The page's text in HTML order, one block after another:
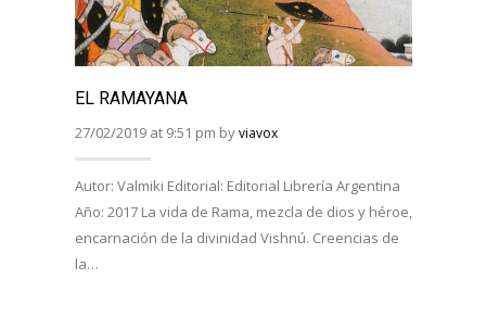
EL RAMAYANA
27/02/2019 at 9:51 pm byviavox
Autor: Valmiki Editorial: Editorial Librería Argentina
Año: 2017 La vida de Rama, mezcla de dios y héroe,
encarnación de la divinidad Vishnú. Creencias de
la…